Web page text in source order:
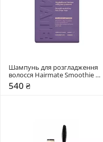
Шампунь для розгладження
волосся Hairmate Smoothie
Shampoo
540 ₴